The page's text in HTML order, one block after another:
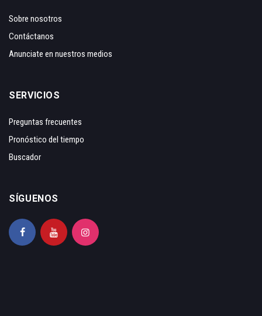
Sobre nosotros
Contáctanos
Anunciate en nuestros medios
SERVICIOS
Preguntas frecuentes
Pronóstico del tiempo
Buscador
SÍGUENOS